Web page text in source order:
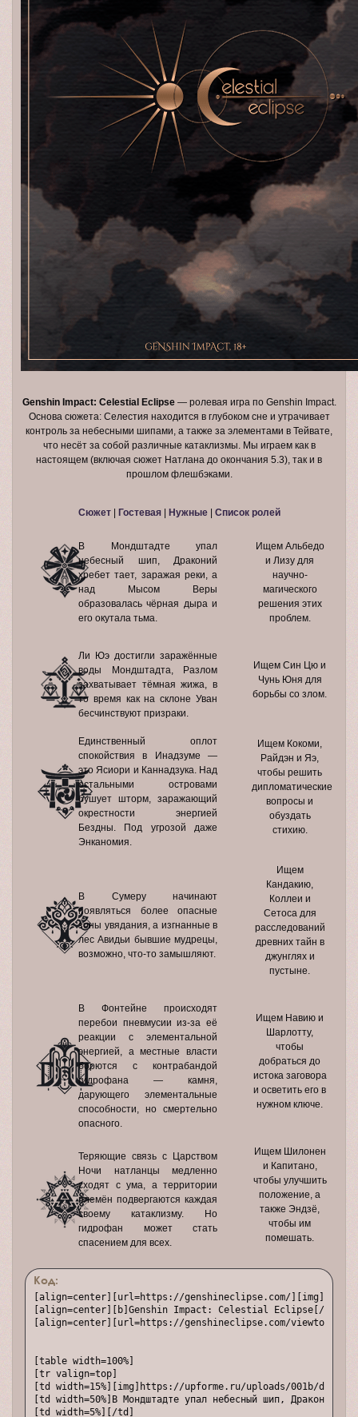
Genshin Impact: Celestial Eclipse— ролевая игра по Genshin Impact.
Основа сюжета: Селестия находится в глубоком сне и утрачивает
контроль за небесными шипами, а также за элементами в Тейвате,
что несёт за собой различные катаклизмы. Мы играем как в
настоящем (включая сюжет Натлана до окончания 5.3), так и в
прошлом флешбэками.
Сюжет| Гостевая| Нужные| Список ролей
В Мондштадте упал
небесный шип, Драконий
хребет тает, заражая реки, а
над Мысом Веры
образовалась чёрная дыра и
его окутала тьма.
Ищем Альбедо
и Лизу для
научно-
магического
решения этих
проблем.
Ли Юэ достигли заражённые
воды Мондштадта, Разлом
захватывает тёмная жижа, в
то время как на склоне Уван
бесчинствуют призраки.
Ищем Син Цю и
Чунь Юня для
борьбы со злом.
Единственный оплот
спокойствия в Инадзуме —
это Ясиори и Каннадзука. Над
остальными островами
бушует шторм, заражающий
окрестности энергией
Бездны. Под угрозой даже
Энканомия.
Ищем Кокоми,
Райдэн и Яэ,
чтобы решить
дипломатические
вопросы и
обуздать
стихию.
В Сумеру начинают
появляться более опасные
зоны увядания, а изгнанные в
лес Авидьи бывшие мудрецы,
возможно, что-то замышляют.
Ищем
Кандакию,
Коллеи и
Сетоса для
расследований
древних тайн в
джунглях и
пустыне.
В Фонтейне происходят
перебои пневмусии из-за её
реакции с элементальной
энергией, а местные власти
борются с контрабандой
гидрофана — камня,
дарующего элементальные
способности, но смертельно
опасного.
Ищем Навию и
Шарлотту,
чтобы
добраться до
истока заговора
и осветить его в
нужном ключе.
Теряющие связь с Царством
Ночи натланцы медленно
сходят с ума, а территории
племён подвергаются каждая
своему катаклизму. Но
гидрофан может стать
спасением для всех.
Ищем Шилонен
и Капитано,
чтобы улучшить
положение, а
также Эндзё,
чтобы им
помешать.
Код:
[align=center][url=https://genshineclipse.com/
[align=center][b]Genshin Impact: Celestial Eclipse[/b] —
[align=center][url=https://genshineclipse.com/
[table width=100%]
[tr valign=top]
[td width=15%][img]https://upforme.ru/uploads/001b/df/
[td width=50%]В Мондштадте упал небесный шип, Драконий
[td width=5%][/td]